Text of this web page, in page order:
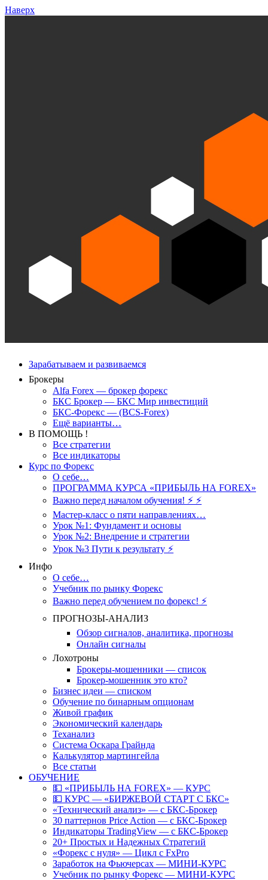
Наверх
Зарабатываем и развиваемся
Брокеры
Alfa Forex — брокер форекс
БКС Брокер — БКС Мир инвестиций
БКС-Форекс — (BCS-Forex)
Ещё варианты…
В ПОМОЩЬ !
Все стратегии
Все индикаторы
Курс по Форекс
О себе…
ПРОГРАММА КУРСА «ПРИБЫЛЬ НА FOREX»
Важно перед началом обучения! ⚡ ⚡
Мастер-класс о пяти направлениях…
Урок №1: Фундамент и основы
Урок №2: Внедрение и стратегии
Урок №3 Пути к результату ⚡️
Инфо
О себе…
Учебник по рынку Форекс
Важно перед обучением по форекс! ⚡
ПРОГНОЗЫ-АНАЛИЗ
Обзор сигналов, аналитика, прогнозы
Онлайн сигналы
Лохотроны
Брокеры-мошенники — список
Брокер-мошенник это кто?
Бизнес идеи — списком
Обучение по бинарным опционам
Живой график
Экономический календарь
Теханализ
Система Оскара Грайнда
Калькулятор мартингейла
Все статьи
ОБУЧЕНИЕ
💵 «ПРИБЫЛЬ НА FOREX» — КУРС
💵 КУРС — «БИРЖЕВОЙ СТАРТ С БКС»
«Технический анализ» — с БКС-Брокер
30 паттернов Price Action — с БКС-Брокер
Индикаторы TradingView — с БКС-Брокер
20+ Простых и Надежных Стратегий
«Форекс с нуля» — Цикл с FxPro
Заработок на Фьючерсах — МИНИ-КУРС
Учебник по рынку Форекс — МИНИ-КУРС